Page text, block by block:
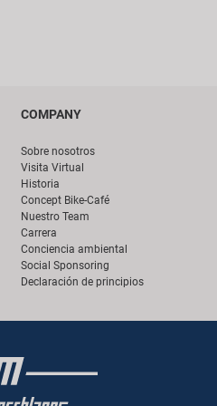
COMPANY
Sobre nosotros
Visita Virtual
Historia
Concept Bike-Café
Nuestro Team
Carrera
Conciencia ambiental
Social Sponsoring
Declaración de principios